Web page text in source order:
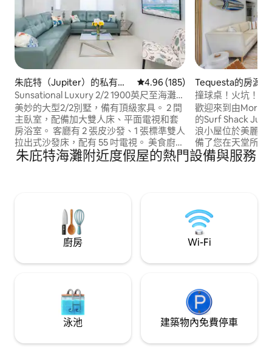
朱庇特（Jupiter）的私有公
寓
從 185 則評價中獲得 4.96 的平均
4.96 (185)
Sunsational Luxury 2/2 1900英尺至海灘1
樓
美妙的大型2/2別墅，備有頂級家具。 2 間
主臥室，配備加大雙人床、平面電視和套
房浴室。 客廳有 2 張皮沙發、1 張標準雙人
拉出式沙發床，配有 55 吋電視。 美食廚房
配備旅行廚師所需的一切，SS電器。 提供
舒適的一切考慮，提供 4 人的海灘裝備，
泳池和網球/壁球場，毗鄰公園和健身步
道。16%的管理費是Airbnb費用。
Tequesta的房源
撞球桌！火坑！距
歡迎來到由
的Surf Shack Jupiter！ 這個熱
浪小屋位於美麗的
備了您在天堂所需
坑、戶外用餐和烤
離海灘、海濱餐廳
離PBI機場25分鐘
朱庇特海灘附近度假屋的熱門設備與服務
廚房 Wi-Fi
泳池 建築物內免費停車